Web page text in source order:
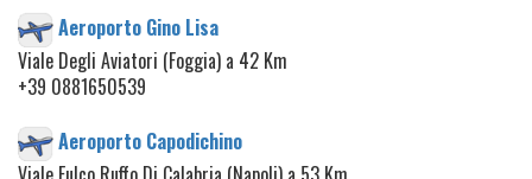
Aeroporto Gino Lisa
Viale Degli Aviatori (Foggia) a 42 Km
+39 0881650539
Aeroporto Capodichino